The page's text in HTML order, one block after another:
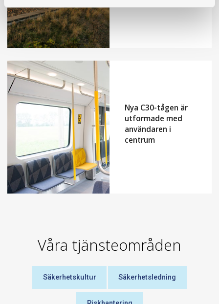
Nya C30-tågen är
utformade med
användaren i
centrum
Våra tjänsteområden
Säkerhetskultur Säkerhetsledning